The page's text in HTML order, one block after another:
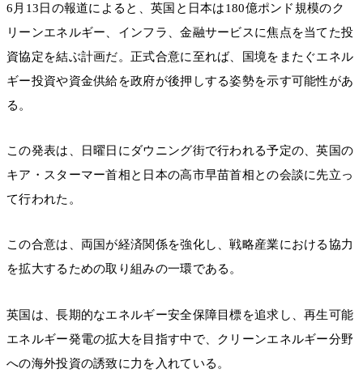
6月13日の報道によると、英国と日本は180億ポンド規模のク
リーンエネルギー、インフラ、金融サービスに焦点を当てた投
資協定を結ぶ計画だ。正式合意に至れば、国境をまたぐエネル
ギー投資や資金供給を政府が後押しする姿勢を示す可能性があ
る。
この発表は、日曜日にダウニング街で行われる予定の、英国の
キア・スターマー首相と日本の高市早苗首相との会談に先立っ
て行われた。
この合意は、両国が経済関係を強化し、戦略産業における協力
を拡大するための取り組みの一環である。
英国は、長期的なエネルギー安全保障目標を追求し、再生可能
エネルギー発電の拡大を目指す中で、クリーンエネルギー分野
への海外投資の誘致に力を入れている。